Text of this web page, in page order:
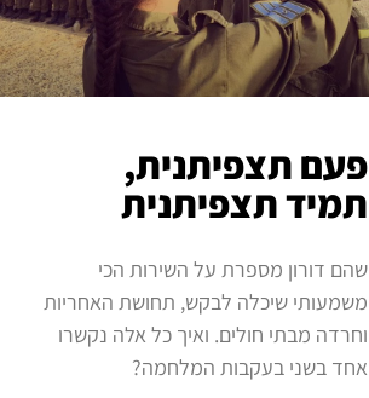
פעם תצפיתנית,
תמיד תצפיתנית
שהם דורון מספרת על השירות הכי
משמעותי שיכלה לבקש, תחושת האחריות
וחרדה מבתי חולים. ואיך כל אלה נקשרו
אחד בשני בעקבות המלחמה?